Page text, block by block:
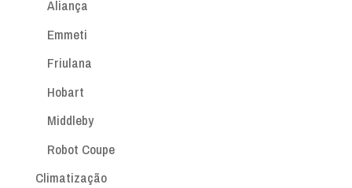
Aliança
Emmeti
Friulana
Hobart
Middleby
Robot Coupe
Climatização